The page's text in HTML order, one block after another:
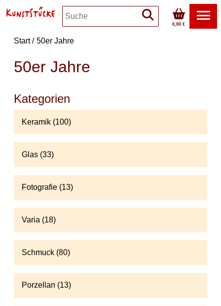
0,00 €
Start 50er Jahre
50er Jahre
Kategorien
Keramik (100)
Glas (33)
Fotografie (13)
Varia (18)
Schmuck (80)
Porzellan (13)